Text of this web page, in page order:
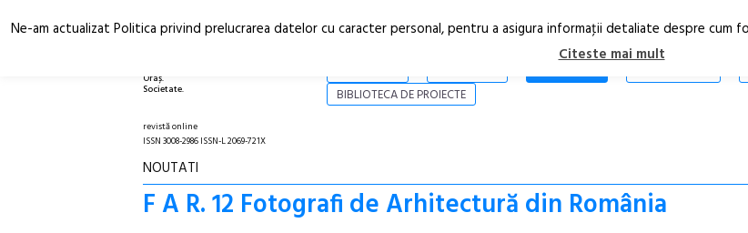
Oraș.
Societate.
STIRI
BIBLIOTECA DE PROIECTE
revistă online
ISSN 3008-2986 ISSN-L 2069-721X
NOUTATI
F A R. 12 Fotografi de Arhitectură din România
Ne-am actualizat Politica privind prelucrarea datelor cu caracter personal, pentru a asigura informaţii detaliate despre cum
Citeste mai mult